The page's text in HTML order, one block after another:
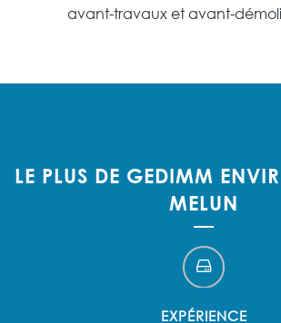
avant-travaux et avant-
LE PLUS DE GEDIMM
MELUN
EXPÉRIENCE